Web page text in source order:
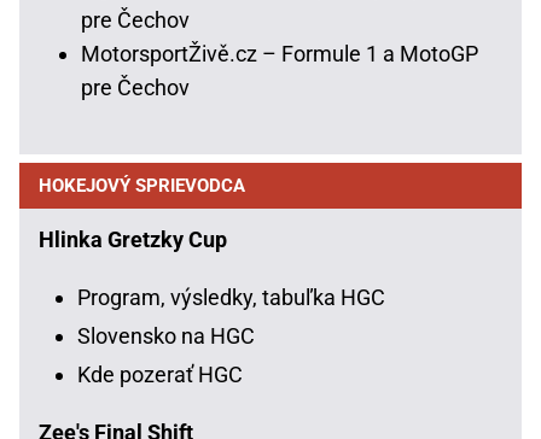
pre Čechov
MotorsportŽivě.cz – Formule 1 a MotoGP
pre Čechov
HOKEJOVÝ SPRIEVODCA
Hlinka Gretzky Cup
Program, výsledky, tabuľka HGC
Slovensko na HGC
Kde pozerať HGC
Zee's Final Shift